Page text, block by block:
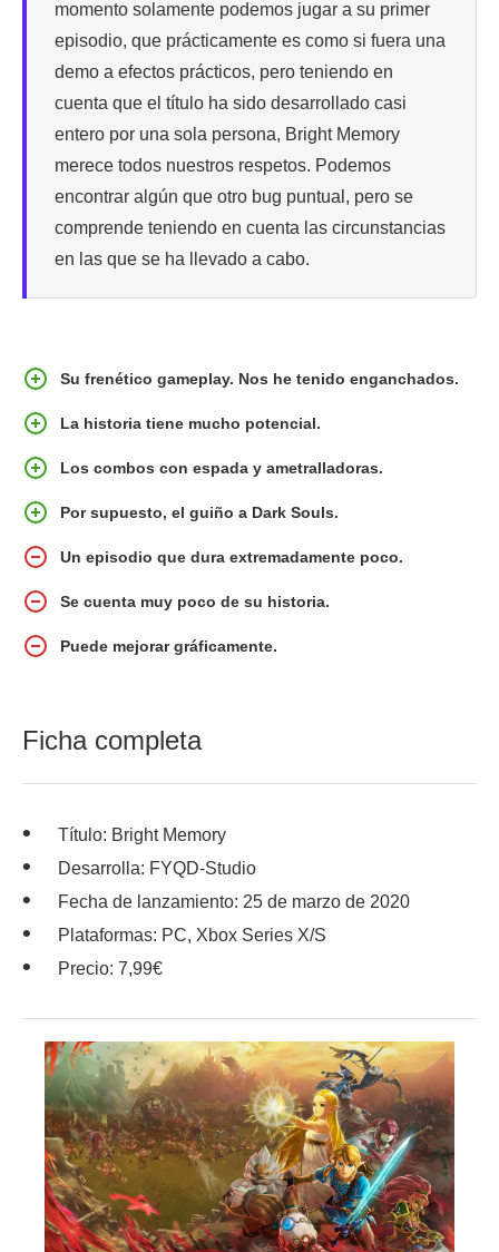
momento solamente podemos jugar a su primer
episodio, que prácticamente es como si fuera una
demo a efectos prácticos, pero teniendo en
cuenta que el título ha sido desarrollado casi
entero por una sola persona, Bright Memory
merece todos nuestros respetos. Podemos
encontrar algún que otro bug puntual, pero se
comprende teniendo en cuenta las circunstancias
en las que se ha llevado a cabo.
Su frenético gameplay. Nos he tenido enganchados.
La historia tiene mucho potencial.
Los combos con espada y ametralladoras.
Por supuesto, el guiño a Dark Souls.
Un episodio que dura extremadamente poco.
Se cuenta muy poco de su historia.
Puede mejorar gráficamente.
Ficha completa
Título: Bright Memory
Desarrolla: FYQD-Studio
Fecha de lanzamiento: 25 de marzo de 2020
Plataformas: PC, Xbox Series X/S
Precio: 7,99€